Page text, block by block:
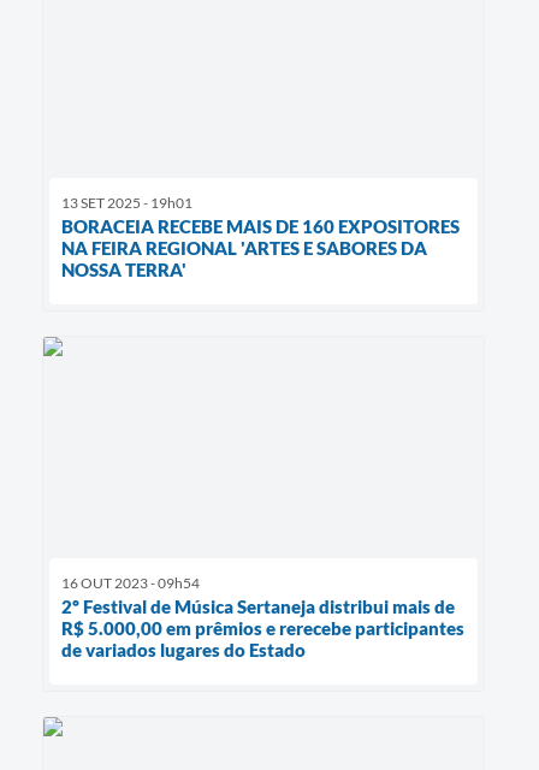
13 SET 2025 - 19h01
BORACEIA RECEBE MAIS DE 160 EXPOSITORES
NA FEIRA REGIONAL 'ARTES E SABORES DA
NOSSA TERRA'
16 OUT 2023 - 09h54
2º Festival de Música Sertaneja distribui mais de
R$ 5.000,00 em prêmios e rerecebe participantes
de variados lugares do Estado